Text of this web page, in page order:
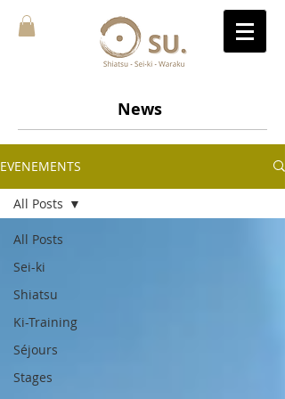
News
EVENEMENTS
All Posts
Sei-ki
Shiatsu
Ki-Training
Séjours
Stages
All Posts